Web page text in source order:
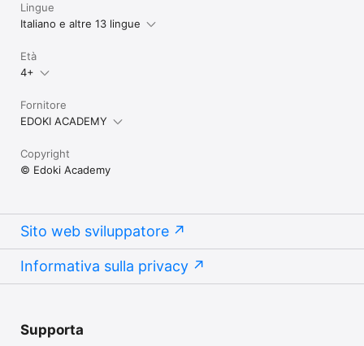
Lingue
Italiano e altre 13 lingue
Età
4+
Fornitore
EDOKI ACADEMY
Copyright
© Edoki Academy
Sito web sviluppatore
Informativa sulla privacy
Supporta